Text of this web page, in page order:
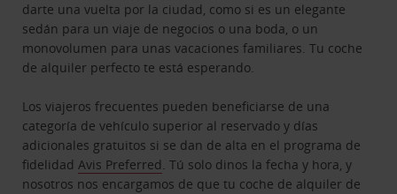
darte una vuelta por la ciudad, como si es un elegante
sedán para un viaje de negocios o una boda, o un
monovolumen para unas vacaciones familiares. Tu coche
de alquiler perfecto te está esperando.
Los viajeros frecuentes pueden beneficiarse de una
categoría de vehículo superior al reservado y días
adicionales gratuitos si se dan de alta en el programa de
fidelidadAvis Preferred. Tú solo dinos la fecha y hora, y
nosotros nos encargamos de que tu coche de alquiler de